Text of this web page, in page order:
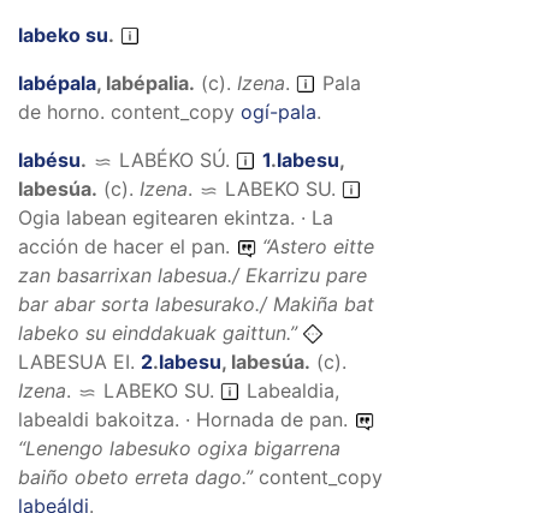
labeko su.
labépala, labépalia. (c). Izena.
Pala
de horno. content_copy ogí-pala.
labésu. LABÉKO SÚ. 1.labesu,
labesúa. (c). Izena. LABEKO SU.
Ogia labean egitearen ekintza. · La
acción de hacer el pan.
“Astero eitte
zan basarrixan labesua./ Ekarrizu pare
bar abar sorta labesurako./ Makiña bat
labeko su einddakuak gaittun.”
LABESUA EI. 2.labesu, labesúa. (c).
Izena. LABEKO SU.
Labealdia,
labealdi bakoitza. · Hornada de pan.
“Lenengo labesuko ogixa bigarrena
baiño obeto erreta dago.” content_copy
labeáldi.